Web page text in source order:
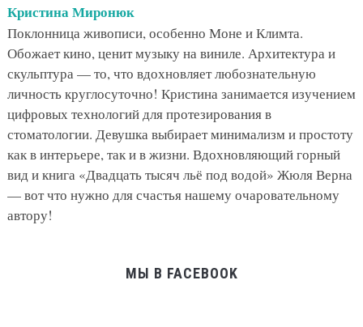
Кристина Миронюк
Поклонница живописи, особенно Моне и Климта.
Обожает кино, ценит музыку на виниле. Архитектура и
скульптура — то, что вдохновляет любознательную
личность круглосуточно! Кристина занимается изучением
цифровых технологий для протезирования в
стоматологии. Девушка выбирает минимализм и простоту
как в интерьере, так и в жизни. Вдохновляющий горный
вид и книга «Двадцать тысяч льё под водой» Жюля Верна
— вот что нужно для счастья нашему очаровательному
автору!
МЫ В FACEBOOK